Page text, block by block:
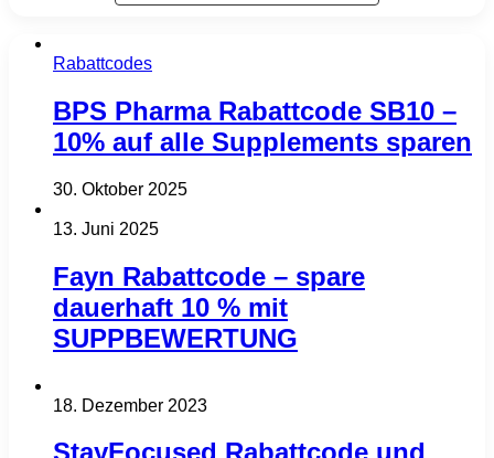
Rabattcodes
BPS Pharma Rabattcode SB10 –
10% auf alle Supplements sparen
30. Oktober 2025
13. Juni 2025
Fayn Rabattcode – spare
dauerhaft 10 % mit
SUPPBEWERTUNG
18. Dezember 2023